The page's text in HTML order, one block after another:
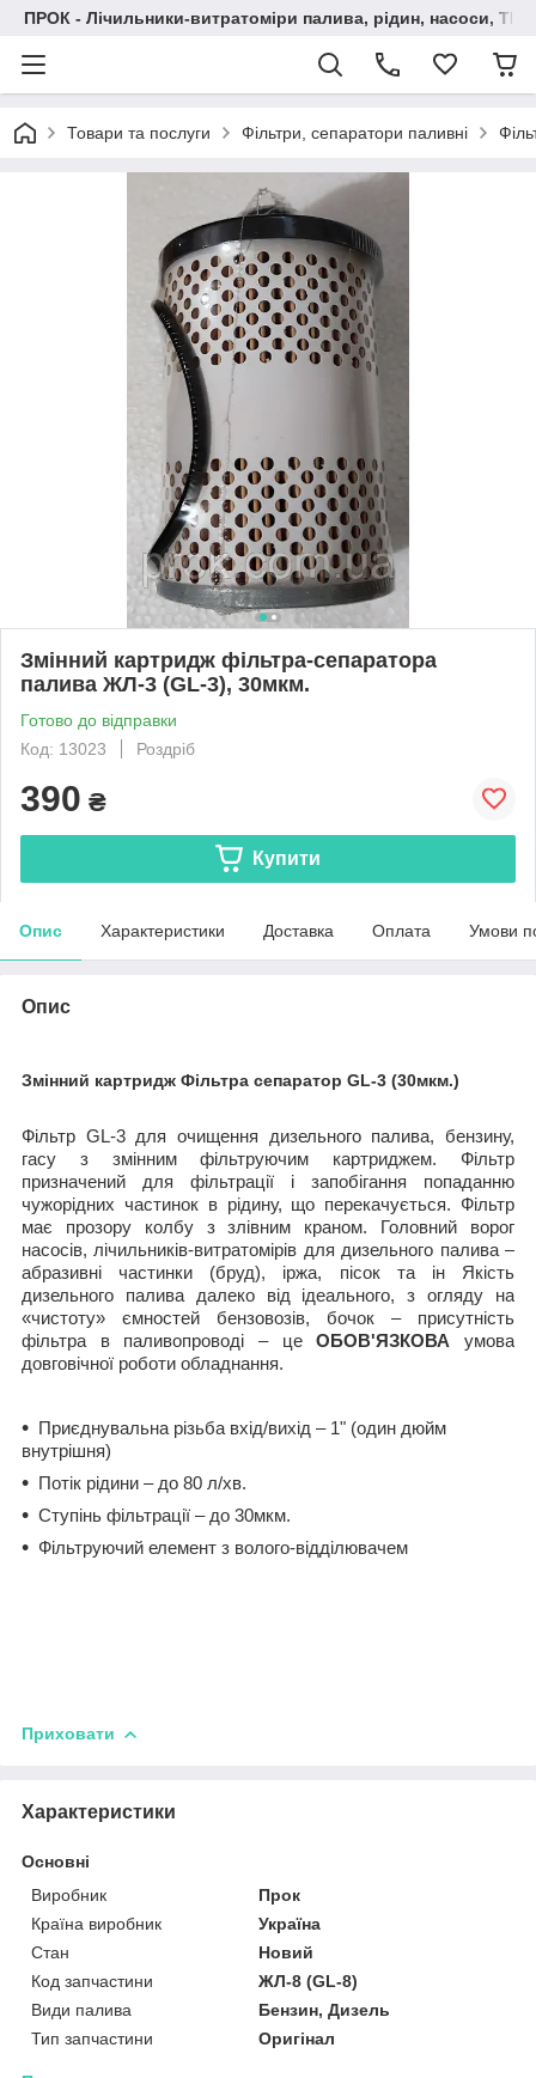
ПРОК - Лічильники-витратоміри палива, рідин, насоси,
Товари та послуги Фільтри, сепаратори паливні
Змінний картридж фільтра-сепаратора
палива ЖЛ-3 (GL-3), 30мкм.
Готово до відправки
Код: 13023
Роздріб
390 ₴
Купити
Опис Характеристики Доставка Оплата Умови
Опис
Змінний картридж Фільтра сепаратор GL-3 (30мкм.)
Фільтр GL-3 для очищення дизельного палива, бензину,
гасу з змінним фільтруючим картриджем. Фільтр
призначений для фільтрації і запобігання попаданню
чужорідних частинок в рідину, що перекачується. Фільтр
має прозору колбу з злівним краном. Головний ворог
насосів, лічильників-витратомірів для дизельного палива –
абразивні частинки (бруд), іржа, пісок та ін Якість
дизельного палива далеко від ідеального, з огляду на
«чистоту» ємностей бензовозів, бочок – присутність
фільтра в паливопроводі – цеОБОВ'ЯЗКОВА умова
довговічної роботи обладнання.
Приєднувальна різьба вхід/вихід – 1" (один дюйм
внутрішня)
Потік рідини – до 80 л/хв.
Ступінь фільтрації – до 30мкм.
Фільтруючий елемент з волого-відділювачем
Приховати
Характеристики
Основні
Виробник
Прок
Країна виробник
Україна
Стан
Новий
Код запчастини
ЖЛ-8 (GL-8)
Види палива
Бензин, Дизель
Тип запчастини
Оригінал